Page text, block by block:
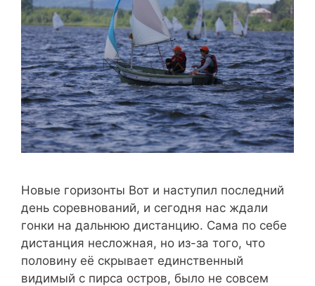
Новые горизонты Вот и наступил последний
день соревнований, и сегодня нас ждали
гонки на дальнюю дистанцию. Сама по себе
дистанция несложная, но из-за того, что
половину её скрывает единственный
видимый с пирса остров, было не совсем